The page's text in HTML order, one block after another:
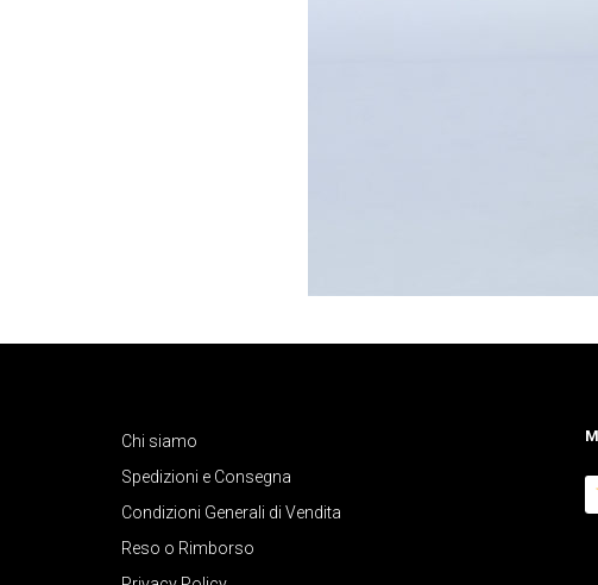
Chi siamo
Spedizioni e Consegna
Condizioni Generali di Vendita
Reso o Rimborso